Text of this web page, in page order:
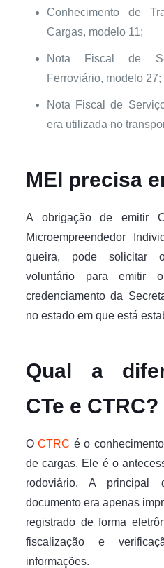
Conhecimento de
Cargas, modelo 11;
Nota Fiscal de
Ferroviário, modelo 27;
Nota Fiscal de
era utilizada no
MEI precisa
A obrigação de emitir
Microempreendedor
queira, pode solicitar
voluntário para emitir
credenciamento da
no estado em que está
Qual a
CTe e CTRC?
OCTRC é o
de cargas. Ele é o
rodoviário. A principal
documento era apenas
registrado de forma
fiscalização e
informações.